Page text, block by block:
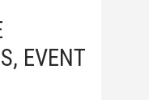
EVENT